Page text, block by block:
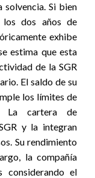
solvencia. Si bien
dos años de
exhibe
estima que esta
de la SGR
El saldo de su
los límites de
La cartera de
y la integran
Su rendimiento
la compañía
considerando el